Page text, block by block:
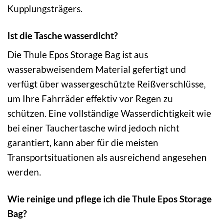
Kupplungsträgers.
Ist die Tasche wasserdicht?
Die Thule Epos Storage Bag ist aus
wasserabweisendem Material gefertigt und
verfügt über wassergeschützte Reißverschlüsse,
um Ihre Fahrräder effektiv vor Regen zu
schützen. Eine vollständige Wasserdichtigkeit wie
bei einer Tauchertasche wird jedoch nicht
garantiert, kann aber für die meisten
Transportsituationen als ausreichend angesehen
werden.
Wie reinige und pflege ich die Thule Epos Storage
Bag?